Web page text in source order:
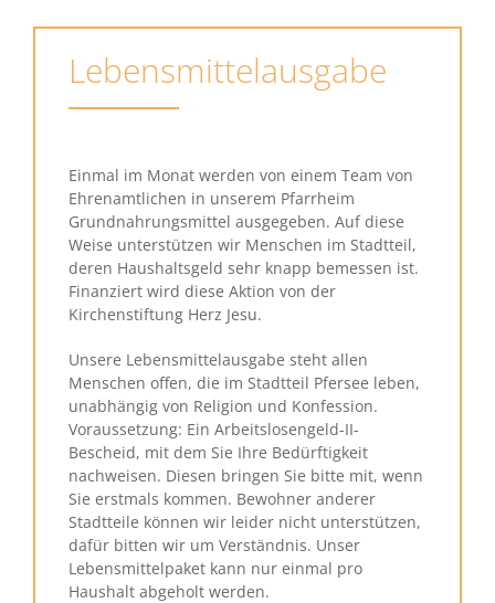
Lebensmittelausgabe
Einmal im Monat werden von einem Team von
Ehrenamtlichen in unserem Pfarrheim
Grundnahrungsmittel ausgegeben. Auf diese
Weise unterstützen wir Menschen im Stadtteil,
deren Haushaltsgeld sehr knapp bemessen ist.
Finanziert wird diese Aktion von der
Kirchenstiftung Herz Jesu.
Unsere Lebensmittelausgabe steht allen
Menschen offen, die im Stadtteil Pfersee leben,
unabhängig von Religion und Konfession.
Voraussetzung: Ein Arbeitslosengeld-II-
Bescheid, mit dem Sie Ihre Bedürftigkeit
nachweisen. Diesen bringen Sie bitte mit, wenn
Sie erstmals kommen. Bewohner anderer
Stadtteile können wir leider nicht unterstützen,
dafür bitten wir um Verständnis. Unser
Lebensmittelpaket kann nur einmal pro
Haushalt abgeholt werden.